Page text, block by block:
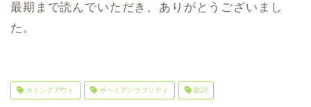
最期まで読んでいただき、ありがとうございまし
た。
カミングアウト ボヘミアンラプソディ 歌詞